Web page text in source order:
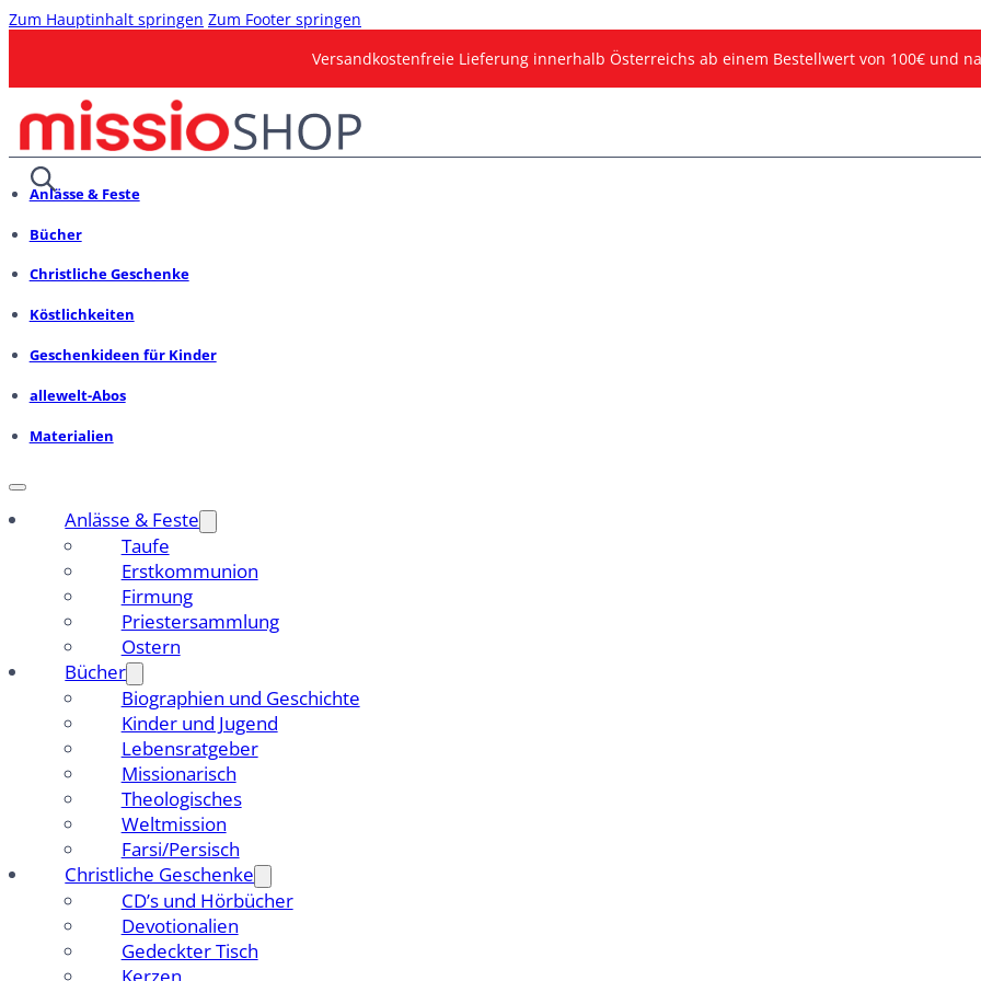
Zum Hauptinhalt springen Zum Footer springen
Versandkostenfreie Lieferung innerhalb Österreichs ab einem Bestellwert von 100€ und
Anlässe & Feste
Bücher
Christliche Geschenke
Köstlichkeiten
Geschenkideen für Kinder
allewelt-Abos
Materialien
Anlässe & Feste
Taufe
Erstkommunion
Firmung
Priestersammlung
Ostern
Bücher
Biographien und Geschichte
Kinder und Jugend
Lebensratgeber
Missionarisch
Theologisches
Weltmission
Farsi/Persisch
Christliche Geschenke
CD’s und Hörbücher
Devotionalien
Gedeckter Tisch